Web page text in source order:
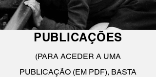
PUBLICAÇÕES
(PARA ACEDER A UMA
PUBLICAÇÃO (EM PDF), BASTA